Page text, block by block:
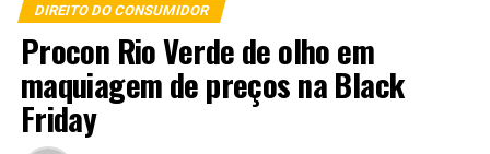
DIREITO DO CONSUMIDOR
Procon Rio Verde de olho em
maquiagem de preços na Black
Friday